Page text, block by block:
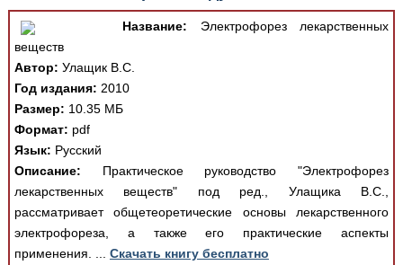
Название: Электрофорез лекарственных
веществ
Автор: Улащик В.С.
Год издания: 2010
Размер: 10.35 МБ
Формат: pdf
Язык: Русский
Описание: Практическое руководство "Электрофорез
лекарственных веществ" под ред., Улащика В.С.,
рассматривает общетеоретические основы лекарственного
электрофореза, а также его практические аспекты
применения. ... Скачать книгу бесплатно